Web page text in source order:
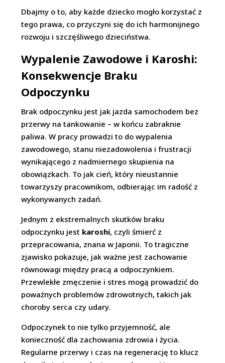
Dbajmy o to, aby każde dziecko mogło korzystać z
tego prawa, co przyczyni się do ich harmonijnego
rozwoju i szczęśliwego dzieciństwa.
Wypalenie Zawodowe i Karoshi:
Konsekwencje Braku
Odpoczynku
Brak odpoczynku jest jak jazda samochodem bez
przerwy na tankowanie – w końcu zabraknie
paliwa. W pracy prowadzi to do wypalenia
zawodowego, stanu niezadowolenia i frustracji
wynikającego z nadmiernego skupienia na
obowiązkach. To jak cień, który nieustannie
towarzyszy pracownikom, odbierając im radość z
wykonywanych zadań.
Jednym z ekstremalnych skutków braku
odpoczynku jest karoshi, czyli śmierć z
przepracowania, znana w Japonii. To tragiczne
zjawisko pokazuje, jak ważne jest zachowanie
równowagi między pracą a odpoczynkiem.
Przewlekłe zmęczenie i stres mogą prowadzić do
poważnych problemów zdrowotnych, takich jak
choroby serca czy udary.
Odpoczynek to nie tylko przyjemność, ale
konieczność dla zachowania zdrowia i życia.
Regularne przerwy i czas na regenerację to klucz